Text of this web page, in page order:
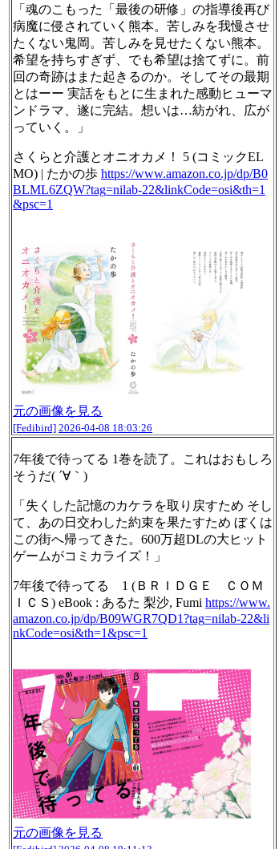
「魂のこもった「最後の研修」の指導後再び
病魔に侵されていく熊本。苦しみを我慢させ
たくない鬼岡。苦しみを見せたくない熊本。
希望を持ちすぎず、でも希望は捨てずに。前
回の奇跡はまた起きるのか。そしてその最期
とはーー 実話をもとに生まれた感動ヒューマ
ンドラマ、遂に完結。想いは…紡がれ、広が
っていく。」
さくらと介護とオニオカメ！ 5 (コミックEL
MO) | たかの歩 https://www.amazon.co.jp/dp/B0
BLML6ZQW?tag=nilab-22&linkCode=osi&th=1
&psc=1
元の画像を見る
[Fedibird] 2026-04-08 18:03:26
7年後で待ってる 1巻を読了。これはおもしろ
そうだ( ´∀｀)
「失くした記憶のカケラを取り戻すため そし
て、あの日交わした約束を果たすため ぼくは
この街へ帰ってきた。600万超DLの大ヒット
ゲームがコミカライズ！」
7年後で待ってる 1 (ＢＲＩＤＧＥ ＣＯＭ
ＩＣＳ) eBook : あるた 梨沙, Fumi https://www.
amazon.co.jp/dp/B09WGR7QD1?tag=nilab-22&li
nkCode=osi&th=1&psc=1
元の画像を見る